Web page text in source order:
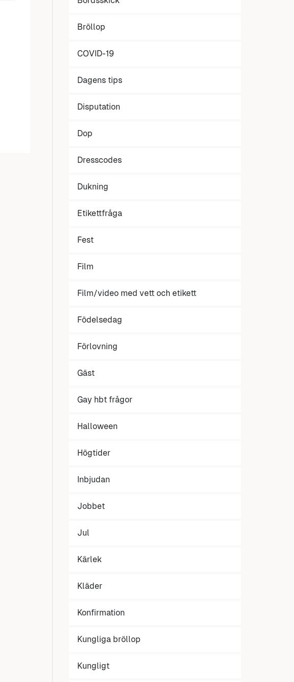
Bröllop
COVID-19
Dagens tips
Disputation
Dop
Dresscodes
Dukning
Etikettfråga
Fest
Film
Film/video med vett och etikett
Födelsedag
Förlovning
Gäst
Gay hbt frågor
Halloween
Högtider
Inbjudan
Jobbet
Jul
Kärlek
Kläder
Konfirmation
Kungliga bröllop
Kungligt